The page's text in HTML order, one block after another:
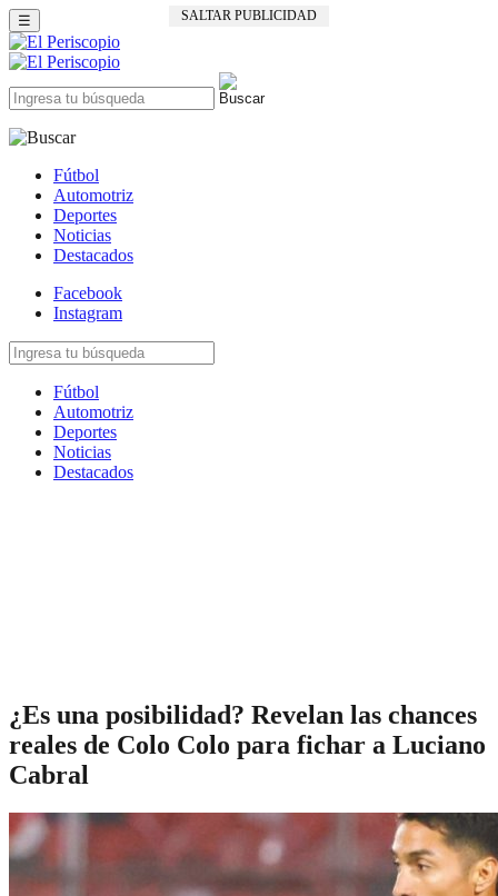
SALTAR PUBLICIDAD
☰
Fútbol
Automotriz
Deportes
Noticias
Destacados
Facebook
Instagram
Fútbol
Automotriz
Deportes
Noticias
Destacados
¿Es una posibilidad? Revelan las chances
reales de Colo Colo para fichar a Luciano
Cabral